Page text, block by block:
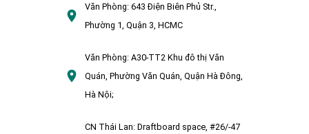
Văn Phòng:643 Điện Biên Phủ Str.,
Phường 1, Quận 3, HCMC
Văn Phòng:A30-TT2 Khu đô thị Văn
Quán, Phường Văn Quán, Quận Hà Đông,
Hà Nội;
CN Thái Lan: Draftboard space, #26/-47